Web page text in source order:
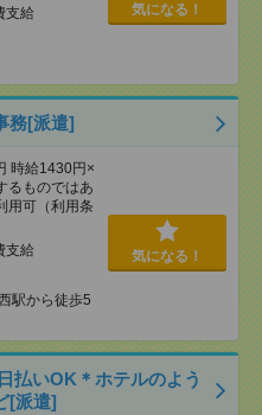
支給
気になる！
務[派遣]
時給1430円×
ものではあ
用可（利用条
支給
駅から徒歩5
気になる！
払いOK＊ホテルのよう
[派遣]